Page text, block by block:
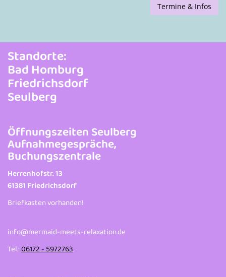
Termine & Infos
Standorte:
Bad Homburg
Friedrichsdorf
Seulberg
Öffnungszeiten Seulberg
Aufnahmegespräche,
Buchungszentrale
Herrenhofstr. 13
61381 Friedrichsdorf
Briefkasten vorhanden!
info@mermaid-meets-relaxation.de
Tel.:06172 - 5972763